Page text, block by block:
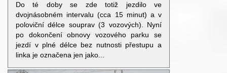
Do té doby se zde totiž jezdilo ve
dvojnásobném intervalu (cca 15 minut) a v
poloviční délce souprav (3 vozových). Nyní
po dokončení obnovy vozového parku se
jezdí v plné délce bez nutnosti přestupu a
linka je označena jen jako...